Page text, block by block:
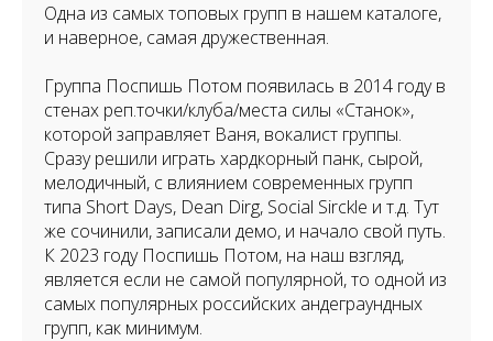
Одна из самых топовых групп в нашем каталоге,
и наверное, самая дружественная.
Группа Поспишь Потом появилась в 2014 году в
стенах реп.точки/клуба/места силы «Станок»,
которой заправляет Ваня, вокалист группы.
Сразу решили играть хардкорный панк, сырой,
мелодичный, с влиянием современных групп
типа Short Days, Dean Dirg, Social Sirckle и т.д. Тут
же сочинили, записали демо, и начало свой путь.
К 2023 году Поспишь Потом, на наш взгляд,
является если не самой популярной, то одной из
самых популярных российских андеграундных
групп, как минимум.